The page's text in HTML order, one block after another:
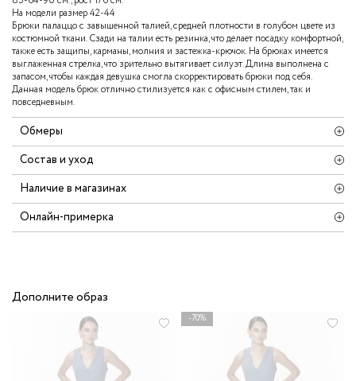
На модели размер 42-44
Брюки палаццо с завышенной талией, средней плотности в голубом цвете из
костюмной ткани. Сзади на талии есть резинка, что делает посадку комфортной,
также есть защипы, карманы, молния и застежка-крючок. На брюках имеется
выглаженная стрелка, что зрительно вытягивает силуэт. Длина выполнена с
запасом, чтобы каждая девушка смогла скорректировать брюки под себя.
Данная модель брюк отлично стилизуется как с офисным стилем, так и
повседневным.
Обмеры
Состав и уход
Наличие в магазинах
Онлайн-примерка
Дополните образ
-70%